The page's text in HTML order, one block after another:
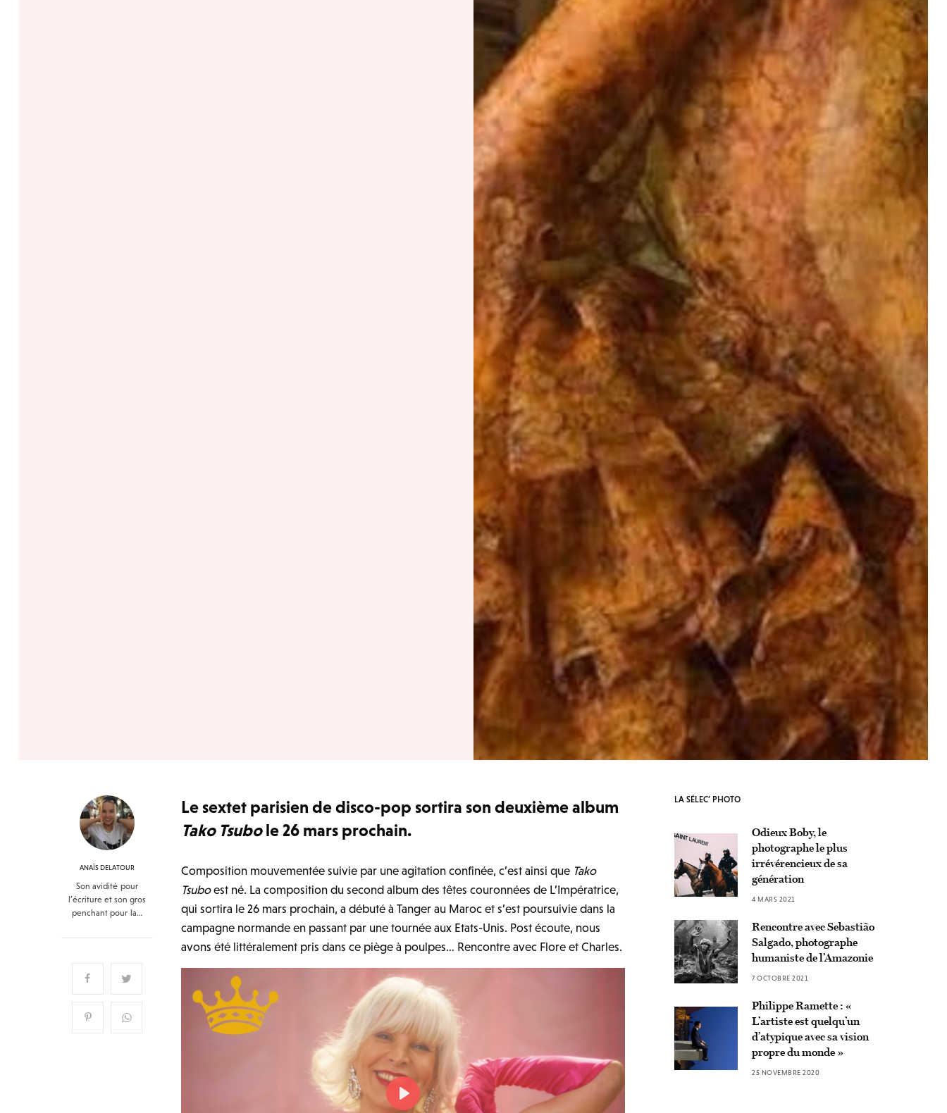
ANAÏS DELATOUR
Son avidité pour
l’écriture et son gros
penchant pour la…
Le sextet parisien de disco-pop sortira son deuxième album
Tako Tsubo le 26 mars prochain.
Composition mouvementée suivie par une agitation confinée, c’est ainsi que Tako
Tsuboest né. La composition du second album des têtes couronnées de L’Impératrice,
qui sortira le 26 mars prochain, a débuté à Tanger au Maroc et s’est poursuivie dans la
campagne normande en passant par une tournée aux Etats-Unis. Post écoute, nous
avons été littéralement pris dans ce piège à poulpes… Rencontre avec Flore et Charles.
P
LA SÉLEC’ PHOTO
Odieux Boby, le
photographe le plus
irrévérencieux de sa
génération
4 MARS 2021
Rencontre avec Sebastião
Salgado, photographe
humaniste de l’Amazonie
7 OCTOBRE 2021
Philippe Ramette : «
L’artiste est quelqu’un
d’atypique avec sa vision
propre du monde »
25 NOVEMBRE 2020